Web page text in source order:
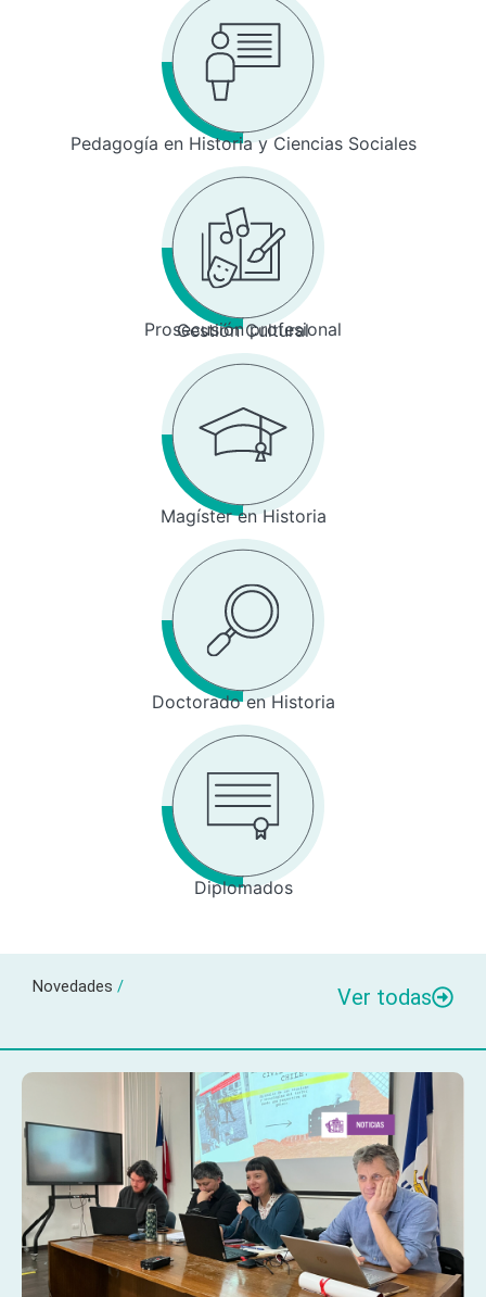
Pedagogía en Historia y Ciencias Sociales
Prosecusión profesional
Gestión Cultural
Magíster en Historia
Doctorado en Historia
Diplomados
Novedades / Ver todas